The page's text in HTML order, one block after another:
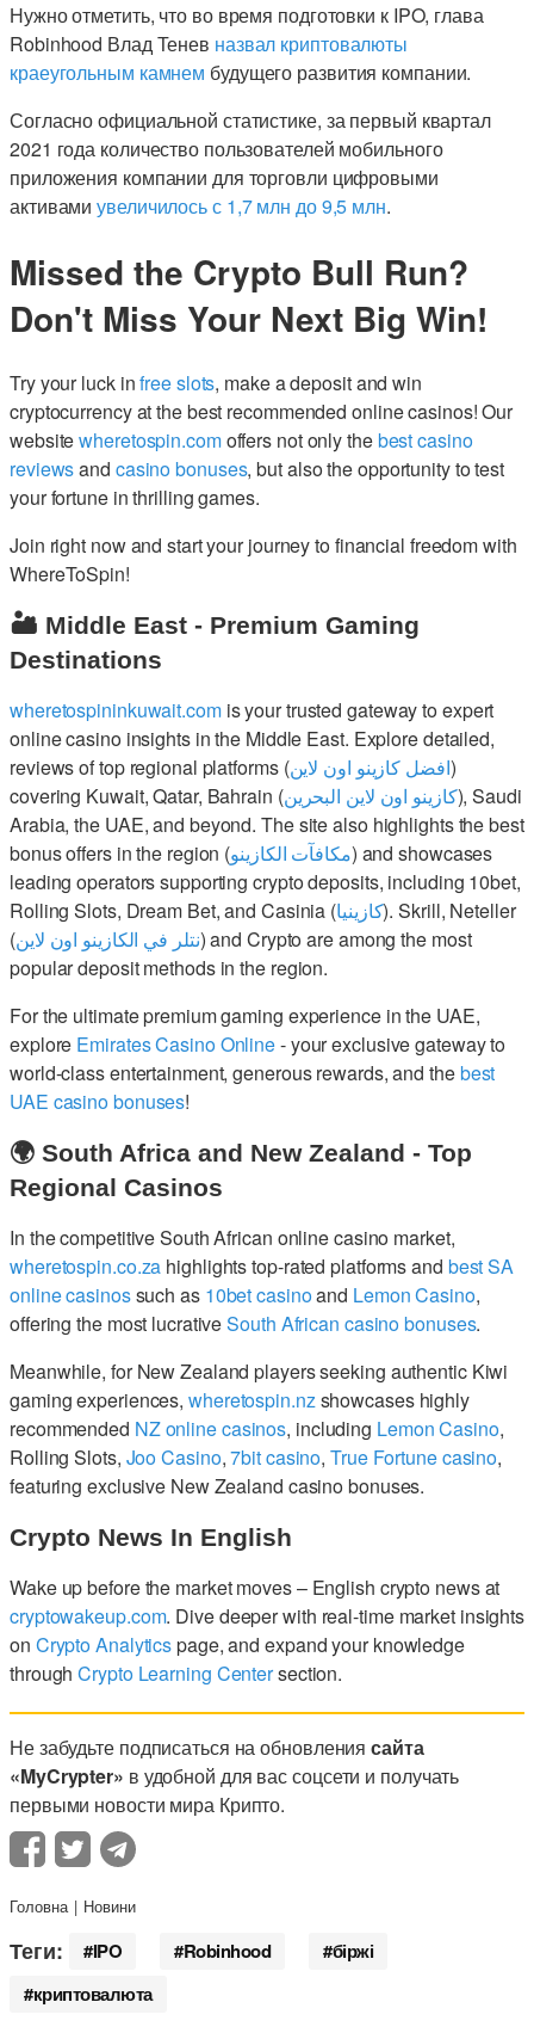
Нужно отметить, что во время подготовки к IPO, глава
Robinhood Влад Тенев назвал криптовалюты
краеугольным камнем будущего развития компании.
Согласно официальной статистике, за первый квартал
2021 года количество пользователей мобильного
приложения компании для торговли цифровыми
активамиувеличилось с 1,7 млн до 9,5 млн.
Missed the Crypto Bull Run?
Don't Miss Your Next Big Win!
Try your luck infree slots, make a deposit and win
cryptocurrency at the best recommended online casinos! Our
websitewheretospin.comoffers not only thebest casino
reviewsand casino bonuses, but also the opportunity to test
your fortune in thrilling games.
Join right now and start your journey to financial freedom with
WhereToSpin!
🏜️ Middle East - Premium Gaming
Destinations
wheretospininkuwait.comis your trusted gateway to expert
online casino insights in the Middle East. Explore detailed,
reviews of top regional platforms (افضل كازينو اون لاين)
covering Kuwait, Qatar, Bahrain (كازينو اون لاين البحرين), Saudi
Arabia, the UAE, and beyond. The site also highlights the best
bonus offers in the region (مكافآت الكازينو) and showcases
leading operators supporting crypto deposits, including 10bet,
Rolling Slots, Dream Bet, and Casinia (كازينيا). Skrill, Neteller
(نتلر في الكازينو اون لاين) and Crypto are among the most
popular deposit methods in the region.
For the ultimate premium gaming experience in the UAE,
explore Emirates Casino Online- your exclusive gateway to
world-class entertainment, generous rewards, and thebest
UAE casino bonuses!
🌍 South Africa and New Zealand - Top
Regional Casinos
In the competitive South African online casino market,
wheretospin.co.za highlights top-rated platforms and best SA
online casinossuch as 10bet casinoand Lemon Casino,
offering the most lucrativeSouth African casino bonuses.
Meanwhile, for New Zealand players seeking authentic Kiwi
gaming experiences, wheretospin.nzshowcases highly
recommended NZ online casinos, including Lemon Casino,
Rolling Slots, Joo Casino,7bit casino,True Fortune casino,
featuring exclusive New Zealand casino bonuses.
Crypto News In English
Wake up before the market moves – English crypto news at
cryptowakeup.com. Dive deeper with real-time market insights
on Crypto Analyticspage, and expand your knowledge
throughCrypto Learning Centersection.
Не забудьте подписаться на обновлениясайта
«MyCrypter» в удобной для вас соцсети и получать
первыми новости мира Крипто.
Головна Новини
Теги: IPO Robinhood
біржі
криптовалюта